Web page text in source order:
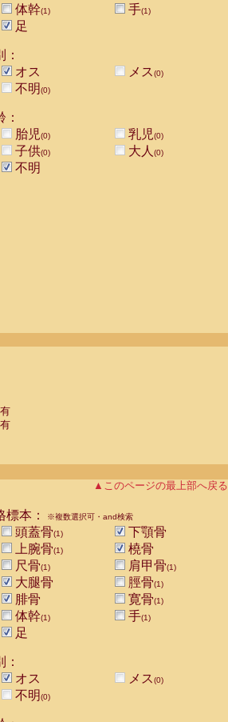
体幹(1) 手(1)
足
：
オス
メス(0)
不明(0)
：
胎児(0) 乳児(0)
子供(0) 大人 (0)
不明
▲このページの最上部へ戻る
標本： ※複数選択可・and検索
頭蓋骨(1)
下顎骨
上腕骨(1)
橈骨
尺骨(1) 肩甲骨(1)
大腿骨 脛骨(1)
腓骨 寛骨(1)
体幹(1) 手(1)
足
：
オス
メス(0)
不明(0)